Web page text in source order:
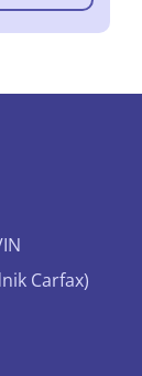
Carfax)